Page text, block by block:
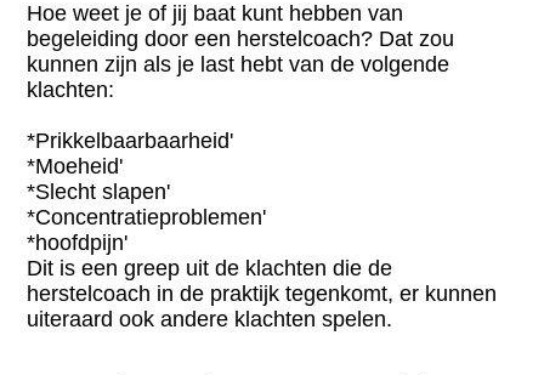
Hoe weet je of jij baat kunt hebben van
begeleiding door een herstelcoach? Dat zou
kunnen zijn als je last hebt van de volgende
klachten:
*Prikkelbaarbaarheid'
*Moeheid'
*Slecht slapen'
*Concentratieproblemen'
*hoofdpijn'
Dit is een greep uit de klachten die de
herstelcoach in de praktijk tegenkomt, er kunnen
uiteraard ook andere klachten spelen.